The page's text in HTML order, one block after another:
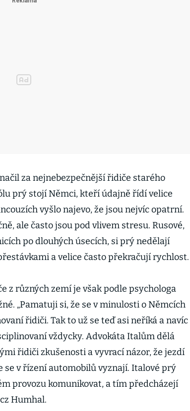
za nejnebezpečnější řidiče starého
prý stojí Němci, kteří údajně řídí velice
vyšlo najevo, že jsou nejvíc opatrní.
ale často jsou pod vlivem stresu. Rusové,
po dlouhých úsecích, si prý nedělají
a velice často překračují rychlost.
z různých zemí je však podle psychologa
„Pamatuji si, že se v minulosti o Němcích
řidiči. Tak to už se teď asi neříká a navíc
vždycky. Advokáta Italům dělá
řidiči zkušenosti a vyvrací názor, že jezdí
se v řízení automobilů vyznají. Italové prý
provozu komunikovat, a tím předcházejí
Humhal.